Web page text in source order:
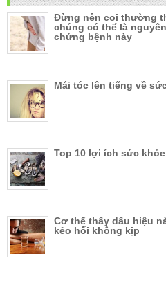
Đừng nên coi thường
chúng có thể là
chứng bệnh này
Mái tóc lên tiếng về
Top 10 lợi ích sức
Cơ thể thấy dấu hiệu
kẻo hối không kịp